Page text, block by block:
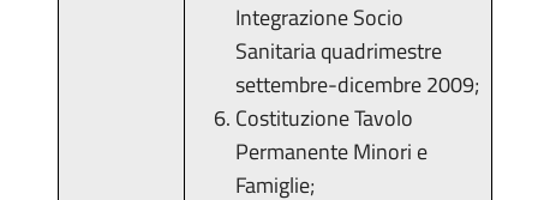
Integrazione Socio
Sanitaria quadrimestre
settembre-dicembre 2009;
Costituzione Tavolo
Permanente Minori e
Famiglie;